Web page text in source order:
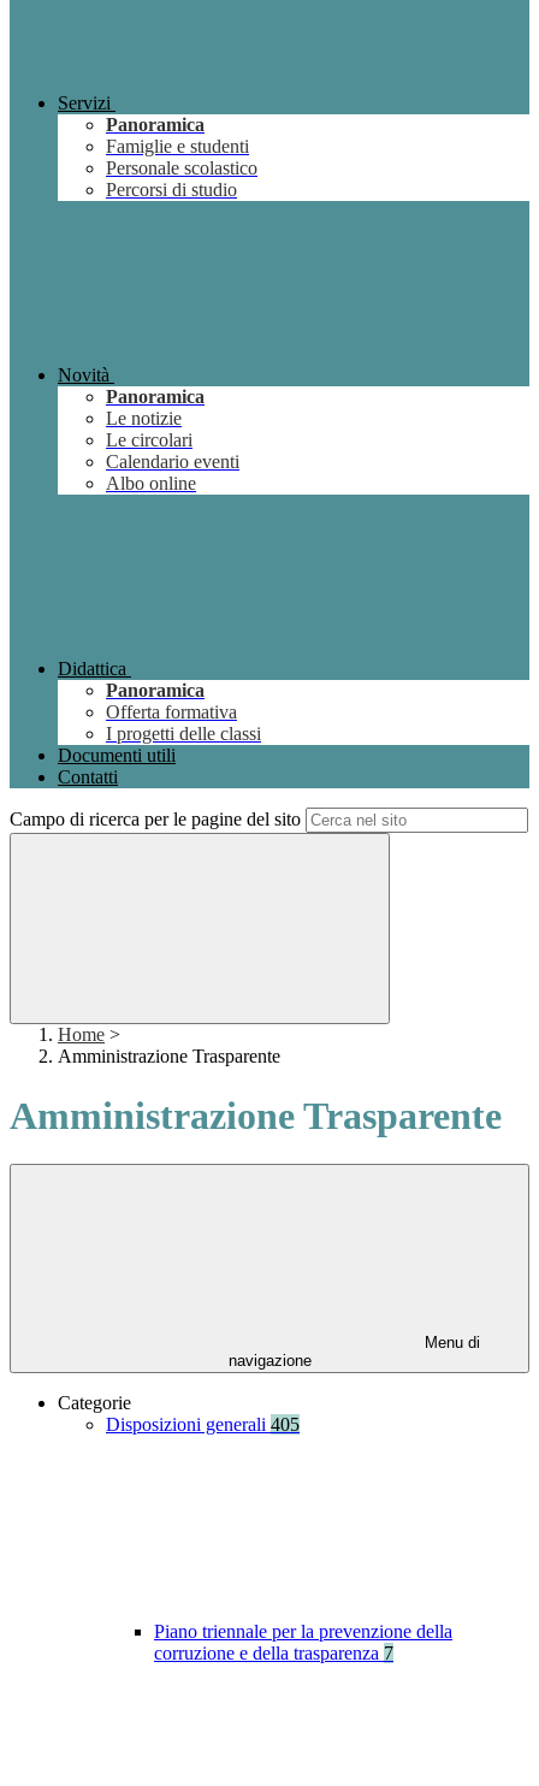
Servizi
Panoramica
Famiglie e studenti
Personale scolastico
Percorsi di studio
Novità
Panoramica
Le notizie
Le circolari
Calendario eventi
Albo online
Didattica
Panoramica
Offerta formativa
I progetti delle classi
Documenti utili
Contatti
Campo di ricerca per le pagine del sito
Home >
Amministrazione Trasparente
Amministrazione Trasparente
Menu di
navigazione
Categorie
Disposizioni generali 405
Piano triennale per la prevenzione della
corruzione e della trasparenza 7